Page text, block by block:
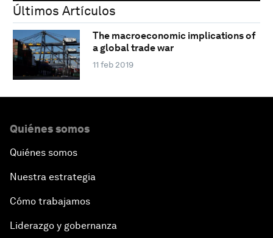
Últimos Artículos
The macroeconomic implications of
a global trade war
11 feb 2019
Quiénes somos
Quiénes somos
Nuestra estrategia
Cómo trabajamos
Liderazgo y gobernanza